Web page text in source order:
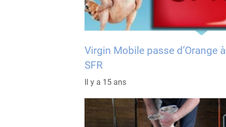
Virgin Mobile passe d’Orange à
SFR
Il y a 15 ans